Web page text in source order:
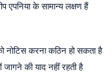
एपनिया के सामान्य लक्षण हैं
नोटिस करना कठिन हो सकता है
जागने की याद नहीं रहती है